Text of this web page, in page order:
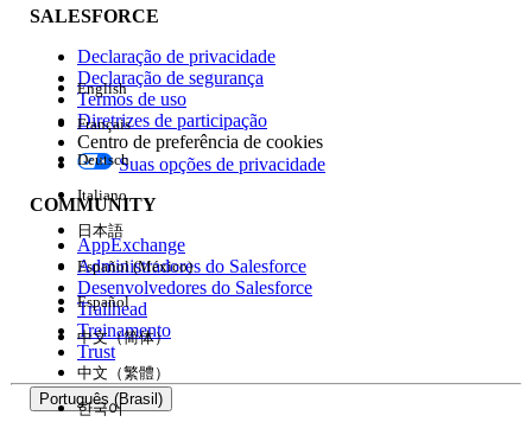
ORA-1652:não foi possível estender o
segmento temporário em Ask Tom no
Oracle
Número do artigo do Knowledge
001473796
ESTE ARTIGO RESOLVEU SEU PROBLEMA?
Diga-nos para podermos melhorar!
SALESFORCE
Declaração de privacidade
Declaração de segurança
Termos de uso
Diretrizes de participação
Centro de preferência de cookies
Suas opções de privacidade
COMMUNITY
AppExchange
Administradores do Salesforce
Desenvolvedores do Salesforce
Trailhead
Treinamento
Trust
Português (Brasil)
English
Français
Deutsch
Italiano
日本語
Español (México)
Español
中文（简体）
中文（繁體）
한국어